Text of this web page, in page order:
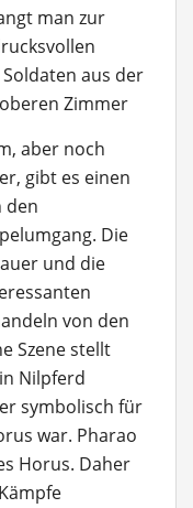
man zur
aus der
Zimmer
aber noch
gibt es einen
den
Die
und die
von den
Szene stellt
Nilpferd
symbolisch für
war. Pharao
Horus. Daher